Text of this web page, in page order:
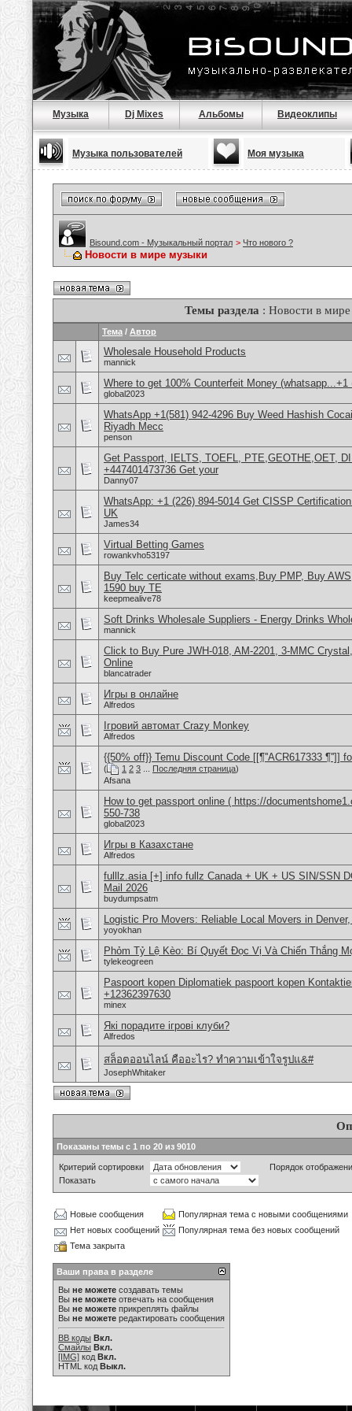
Музыка Dj Mixes Альбомы Видеоклипы
Музыка пользователей Моя музыка
Bisound.com - Музыкальный портал > Что нового ?
Новости в мире музыки
Темы раздела : Новости в
Тема / Автор
Wholesale Household Products
mannick
Where to get 100% Counterfeit Money (whatsapp...+1
global2023
WhatsApp +1(581) 942-4296 Buy Weed Hashish
Riyadh Mecc
penson
Get Passport, IELTS, TOEFL, PTE,GEOTHE,OET,
+447401473736 Get your
Danny07
WhatsApp: +1 (226) 894-5014​ Get CISSP
UK
James34
Virtual Betting Games
rowankvho53197
Buy Telc certicate without exams,Buy PMP, Buy
1590 buy TE
keepmealive78
Soft Drinks Wholesale Suppliers - Energy Drinks
mannick
Click to Buy Pure JWH-018, AM-2201, 3-MMC
Online
blancatrader
Игры в онлайне
Alfredos
Ігровий автомат Crazy Monkey
Alfredos
{{50% off}} Temu Discount Code [[¶''ACR617333 ¶'']]
( 1 2 3 Последняя страница)
Afsana
How to get passport online ( https://
550-738
global2023
Игры в Казахстане
Alfredos
fulllz.asia [+] info fullz Canada + UK + US SIN/SSN
Mail 2026
buydumpsatm
Logistic Pro Movers: Reliable Local Movers in
yoyokhan
Phỏm Tỷ Lệ Kèo: Bí Quyết Đọc Vị Và Chiến Thắng
tylekeogreen
Paspoort kopen Diplomatiek paspoort kopen
+12362397630
minex
Які порадите ігрові клуби?
Alfredos
สล็อตออนไลน์ คืออะไร? ทำความเข้าใจรูปแ&#
JosephWhitaker
Показаны темы с 1 по 20 из 9010
Критерий сортировки
Порядок
Показать
Новые сообщения
Популярная тема с новыми сообщениями
Нет новых сообщений
Популярная тема без новых сообщений
Тема закрыта
Ваши права в разделе
Вы не можете создавать темы
Вы не можете отвечать на сообщения
Вы не можете прикреплять файлы
Вы не можете редактировать сообщения
BB коды Вкл.
Смайлы Вкл.
[IMG] код Вкл.
HTML код Выкл.